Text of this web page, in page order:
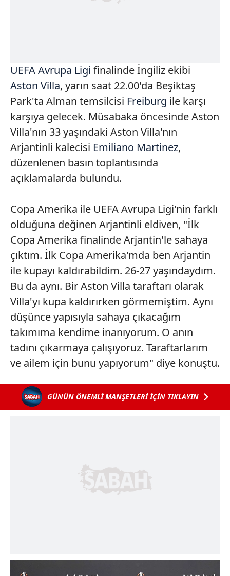
UEFA Avrupa Ligi finalinde İngiliz ekibi
Aston Villa, yarın saat 22.00'da Beşiktaş
Park'ta Alman temsilcisi Freiburg ile karşı
karşıya gelecek. Müsabaka öncesinde Aston
Villa'nın 33 yaşındaki Aston Villa'nın
Arjantinli kalecisi Emiliano Martinez,
düzenlenen basın toplantısında
açıklamalarda bulundu.
Copa Amerika ile UEFA Avrupa Ligi'nin farklı
olduğuna değinen Arjantinli eldiven, "İlk
Copa Amerika finalinde Arjantin'le sahaya
çıktım. İlk Copa Amerika'mda ben Arjantin
ile kupayı kaldırabildim. 26-27 yaşındaydım.
Bu da aynı. Bir Aston Villa taraftarı olarak
Villa'yı kupa kaldırırken görmemiştim. Aynı
düşünce yapısıyla sahaya çıkacağım
takımıma kendime inanıyorum. O anın
tadını çıkarmaya çalışıyoruz. Taraftarlarım
ve ailem için bunu yapıyorum" diye konuştu.
GÜNÜN ÖNEMLİ MANŞETLERİ İÇİN TIKLAYIN